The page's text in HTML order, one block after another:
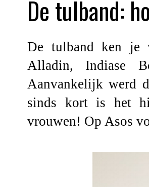
De tulband:
De tulband ken
Alladin, Indiase
Aanvankelijk werd
sinds kort is het
vrouwen! Op Asos